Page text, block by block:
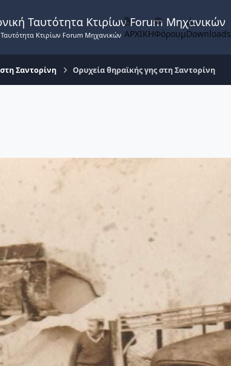
Ταυτότητα Κτιρίων Forum Μηχανικών
Κτιρίων Forum Μηχανικών ΑΡΧΙΚΗΦόρουμDownloads
Σαντορίνη Ορυχεία θηραϊκής γης στη Σαντορίνη